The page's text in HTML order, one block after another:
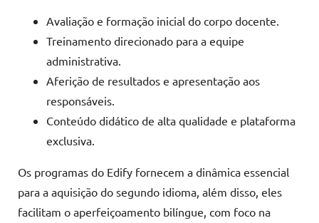
Avaliação e formação inicial do corpo docente.
Treinamento direcionado para a equipe
administrativa.
Aferição de resultados e apresentação aos
responsáveis.
Conteúdo didático de alta qualidade e plataforma
exclusiva.
Os programas do Edify fornecem a dinâmica essencial
para a aquisição do segundo idioma, além disso, eles
facilitam o aperfeiçoamento bilíngue, com foco na